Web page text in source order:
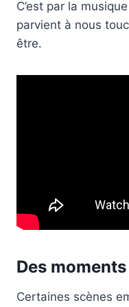
C’est par la
parvient à nous
être.
Des
Certaines scènes